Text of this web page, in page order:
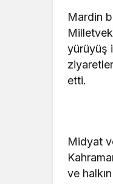
Mardin
yürüyüş
etti.
Midyat
ve